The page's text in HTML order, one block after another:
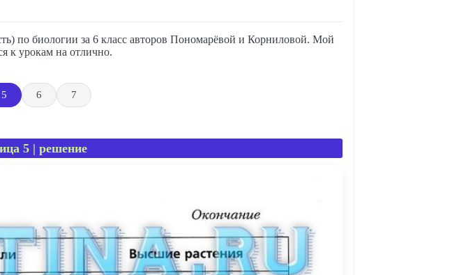
по биологии за 6 класс авторов Пономарёвой и Корниловой. Мой
к урокам на отлично.
5 6 7
5 | решение